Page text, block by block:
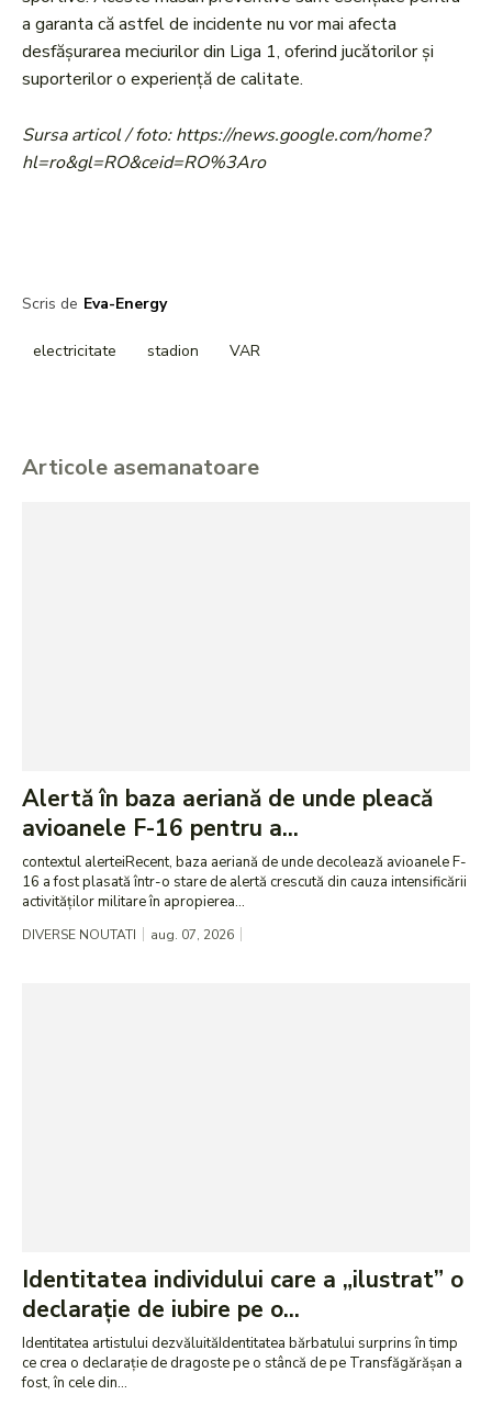
a garanta că astfel de incidente nu vor mai afecta
desfășurarea meciurilor din Liga 1, oferind jucătorilor și
suporterilor o experiență de calitate.
Sursa articol / foto: https://news.google.com/home?
hl=ro&gl=RO&ceid=RO%3Aro
Scris de Eva-Energy
electricitate stadion VAR
Articole asemanatoare
Alertă în baza aeriană de unde pleacă
avioanele F-16 pentru a...
contextul alerteiRecent, baza aeriană de unde decolează avioanele F-
16 a fost plasată într-o stare de alertă crescută din cauza intensificării
activităților militare în apropierea...
DIVERSE NOUTATI aug. 07, 2026
Identitatea individului care a „ilustrat” o
declarație de iubire pe o...
Identitatea artistului dezvăluităIdentitatea bărbatului surprins în timp
ce crea o declarație de dragoste pe o stâncă de pe Transfăgărășan a
fost, în cele din...